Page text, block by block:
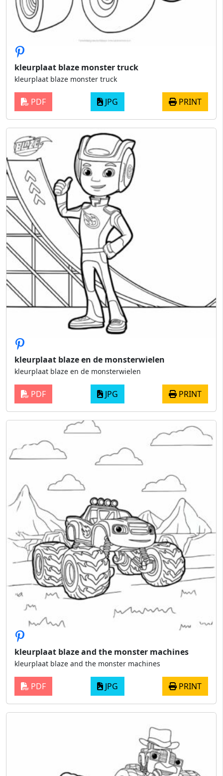
kleurplaat blaze monster truck
kleurplaat blaze monster truck
PDF JPG PRINT
kleurplaat blaze en de monsterwielen
kleurplaat blaze en de monsterwielen
PDF JPG PRINT
kleurplaat blaze and the monster machines
kleurplaat blaze and the monster machines
PDF JPG PRINT